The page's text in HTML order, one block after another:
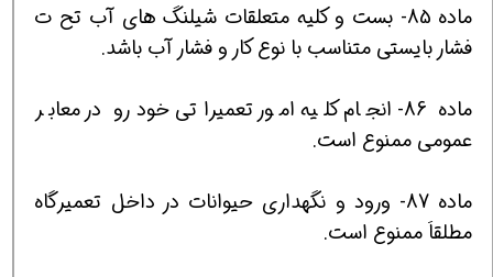
ماده 85- بست و كليه متعلقات شيلنگ هاي آب تح ت
فشار بايستي متناسب با نوع كار و فشار آب باشد.
ماده 86- انجام كليه امور تعميراتي خودرو در معابر
عمومي ممنوع است.
ماده 87- ورود و نگهداري حيوانات در داخل تعميرگاه
مطلقاَ ممنوع است.